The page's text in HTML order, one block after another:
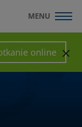
online
MENU
SKONFIGURUJ HALĘ